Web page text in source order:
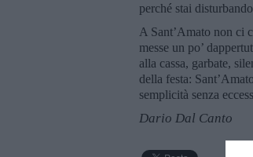
perché stai
A Sant’Amato non ci
messe un po’
alla cassa, garbate,
della festa:
semplicità senza
Dario Dal Canto